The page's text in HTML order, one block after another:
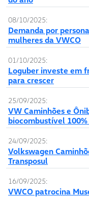
08/10/2025:
Demanda por
mulheres da VWCO
01/10/2025:
Loguber investe em
para crescer
25/09/2025:
VW Caminhões e
biocombustível
24/09/2025:
Volkswagen
Transposul
16/09/2025:
VWCO patrocina